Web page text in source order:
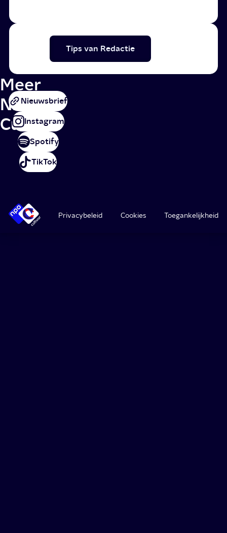
Tips van Redactie
Meer
NPO
Cultuur
Nieuwsbrief
Instagram
Spotify
TikTok
Privacybeleid Cookies Toegankelijkheid